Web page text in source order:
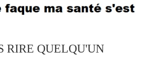
RIRE QUELQU'UN